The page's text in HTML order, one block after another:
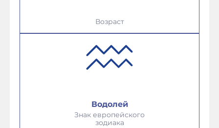
Возраст
Водолей
Знак европейского
зодиака